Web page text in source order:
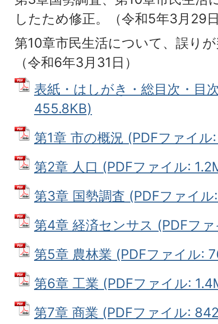
したため修正。（令和5年3月29
第10章市民生活について、誤り
（令和6年3月31日）
表紙・はしがき・総目次・目
455.8KB)
第1章 市の概況 (PDFファイル:
第2章 人口 (PDFファイル:
第3章 国勢調査 (PDFファイル
第4章 経済センサス (PDFフ
第5章 農林業 (PDFファイル:
第6章 工業 (PDFファイル:
第7章 商業 (PDFファイル: